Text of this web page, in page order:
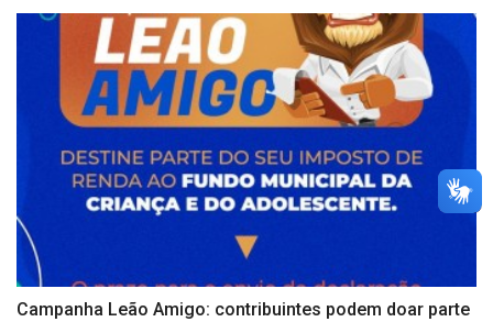
Campanha Leão Amigo: contribuintes podem doar parte